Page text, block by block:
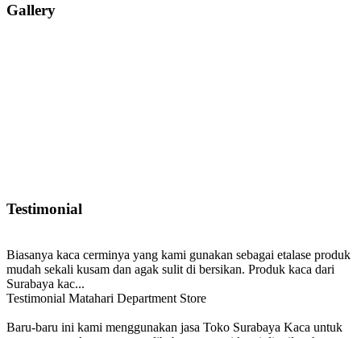
Gallery
Testimonial
Biasanya kaca cerminya yang kami gunakan sebagai etalase produk
mudah sekali kusam dan agak sulit di bersikan. Produk kaca dari
Surabaya kac...
Testimonial Matahari Department Store
Baru-baru ini kami menggunakan jasa Toko Surabaya Kaca untuk